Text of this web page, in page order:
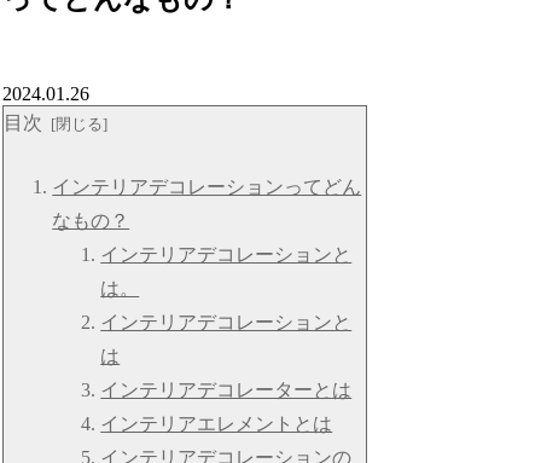
2024.01.26
目次
インテリアデコレーションってどん
なもの？
インテリアデコレーションと
は。
インテリアデコレーションと
は
インテリアデコレーターとは
インテリアエレメントとは
インテリアデコレーションの